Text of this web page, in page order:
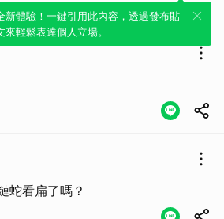
新體驗！一鍵引用此內容，透過發布貼
來輕鬆表達個人立場。
蛇看扁了嗎？